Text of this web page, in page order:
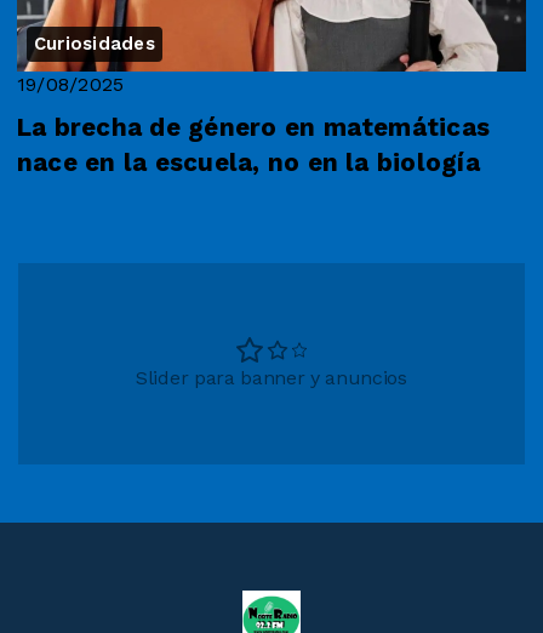
Curiosidades
19/08/2025
La brecha de género en matemáticas
nace en la escuela, no en la biología
Slider para banner y anuncios